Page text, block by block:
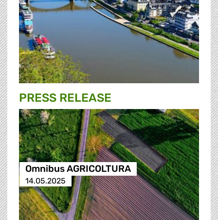
PRESS RELEASE
Omnibus AGRICOLTURA
14.05.2025